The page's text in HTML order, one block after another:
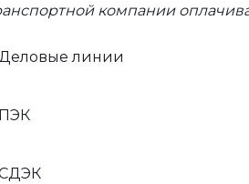
компании
Деловые линии
ПЭК